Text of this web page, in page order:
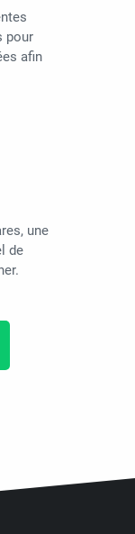
pour
afin
une
de